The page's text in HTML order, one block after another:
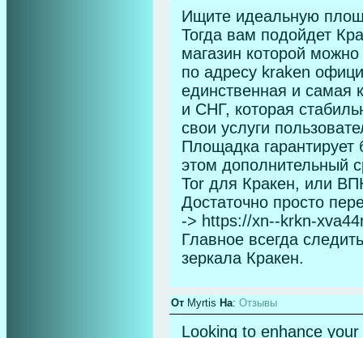
Ищите идеальную
Тогда вам подойдет
магазин которой можно
по адресу kraken
единственная и самая
и СНГ, которая
свои услуги
Площадка гарантирует
этом дополнительный
Tor для Кракен, или
Достаточно просто
-> https://xn--krkn-
Главное всегда
зеркала Кракен.
От Myrtis На: Отзывы
Looking to enhance